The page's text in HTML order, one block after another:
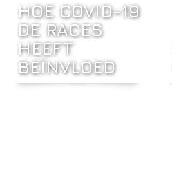
HOE COVID-19
DE RACES
HEEFT
BEÏNVLOED